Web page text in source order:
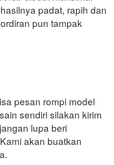
padat, rapih dan
pun tampak
pesan rompi model
sendiri silakan kirim
lupa beri
akan buatkan